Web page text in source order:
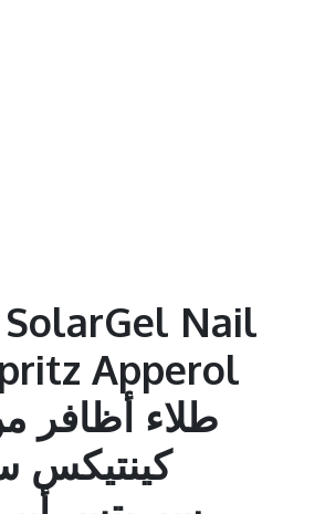
Nail
Apperol
كينتيكس